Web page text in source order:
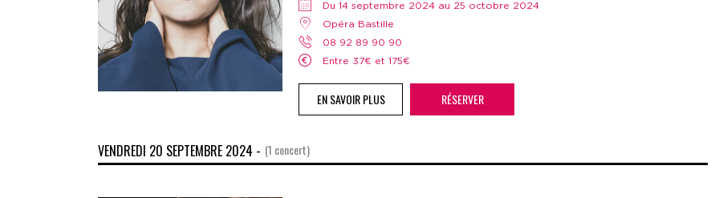
Du 14 septembre 2024 au 25 octobre 2024
Opéra Bastille
08 92 89 90 90
Entre 37€ et 175€
EN SAVOIR PLUS RÉSERVER
VENDREDI 20 SEPTEMBRE 2024 - (1 concert)